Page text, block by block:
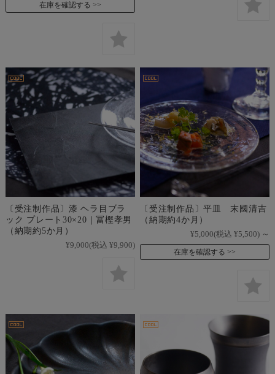
在庫を確認する
〔受注制作品〕漆 ヘラ目ブラ
ック プレート30×20｜冨樫孝男
（納期約5か月）
¥9,000(税込 ¥9,900)
〔受注制作品〕平皿 末國清吉
（納期約4か月）
¥5,000(税込 ¥5,500) ～
在庫を確認する